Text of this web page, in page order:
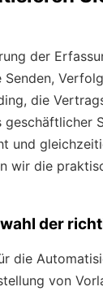
der
die
geschäftlicher
und
wir die
der
die
von